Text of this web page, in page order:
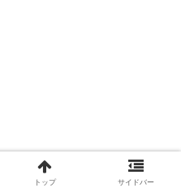
トップ サイドバー